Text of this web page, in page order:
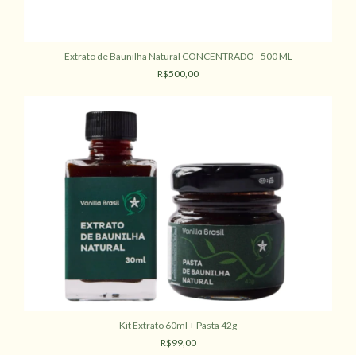
Extrato de Baunilha Natural CONCENTRADO - 500 ML
R$500,00
Kit Extrato 60ml + Pasta 42g
R$99,00